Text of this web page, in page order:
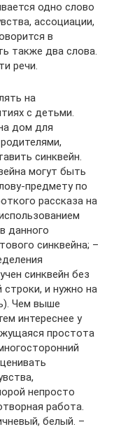
одно слово
ассоциации,
в
также два слова.
речи.
на
с детьми.
дом для
синквейн.
могут быть
предмету по
рассказа на
данного
синквейна; –
синквейн без
и нужно на
Чем выше
интереснее у
простота
непросто
работа.
белый. –